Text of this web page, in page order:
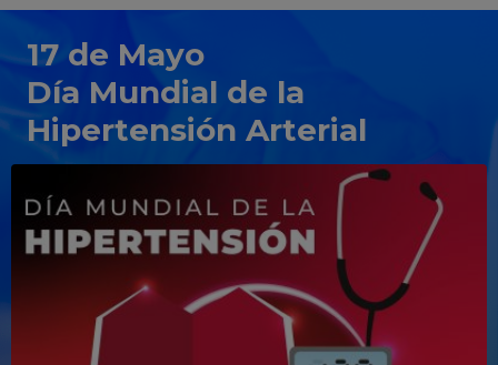
17 de Mayo
Día Mundial de la
Hipertensión Arterial